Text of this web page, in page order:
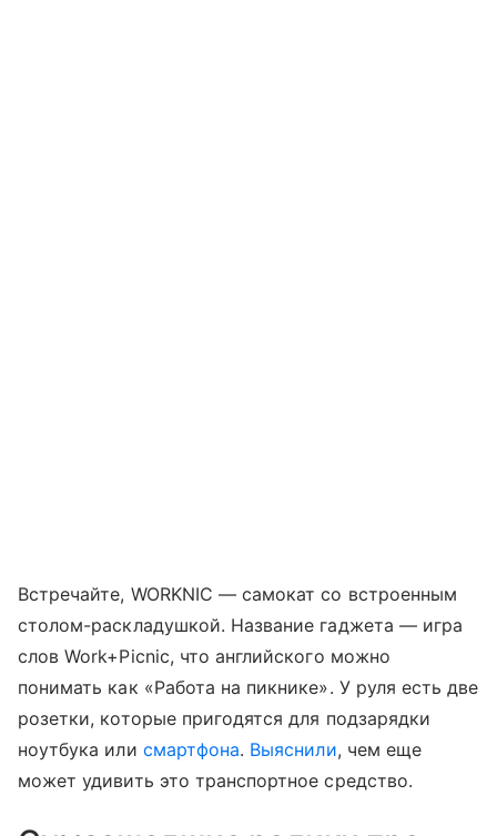
Встречайте, WORKNIC — самокат со встроенным
столом-раскладушкой. Название гаджета — игра
слов Work+Picnic, что английского можно
понимать как «Работа на пикнике». У руля есть две
розетки, которые пригодятся для подзарядки
ноутбука или смартфона. Выяснили, чем еще
может удивить это транспортное средство.